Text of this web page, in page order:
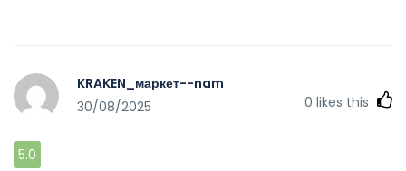
KRAKEN_маркет--nam
30/08/2025
0 likes this
5.0